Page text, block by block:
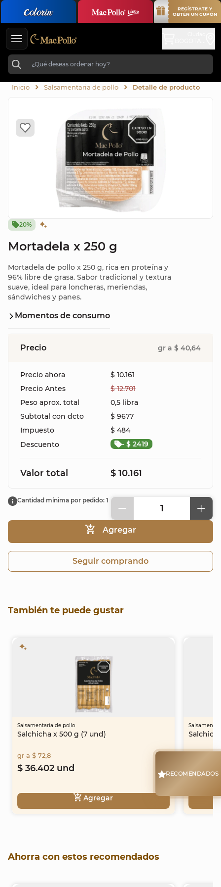
REGÍSTRATE Y
OBTÉN UN CUPÓN
Inicio Salsamentaria de pollo Detalle de producto
20%
Mortadela x 250 g
Mortadela de pollo x 250 g, rica en proteína y
96% libre de grasa. Sabor tradicional y textura
suave, ideal para loncheras, meriendas,
sándwiches y panes.
Momentos de consumo
Precio gr a $ 40,64
Precio ahora
$ 10.161
Precio Antes
$ 12.701
Peso aprox. total
0,5 libra
Subtotal con dcto
$ 9677
Impuesto
$ 484
Descuento
- $ 2419
Valor total $ 10.161
1
Cantidad mínima por pedido: 1
Agregar
Seguir comprando
También te puede gustar
Salsamentaria de pollo
Salchicha x 500 g (7 und)
gr a $ 72,8
$ 36.402 und
Agregar
of
Ahorra con estos recomendados
RECOMENDADOS